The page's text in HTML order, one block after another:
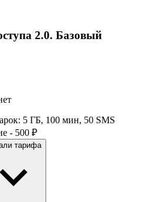
2.0. Базовый
: 5 ГБ, 100 мин, 50 SMS
- 500 ₽
тарифа